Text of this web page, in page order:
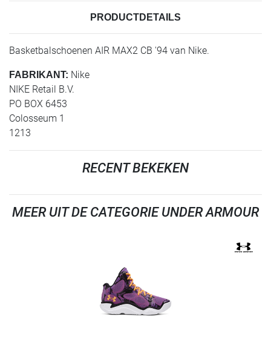
PRODUCTDETAILS
Basketbalschoenen AIR MAX2 CB '94 van Nike.
FABRIKANT: Nike
NIKE Retail B.V.
PO BOX 6453
Colosseum 1
1213
RECENT BEKEKEN
MEER UIT DE CATEGORIE UNDER ARMOUR